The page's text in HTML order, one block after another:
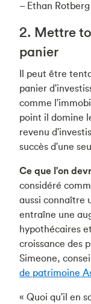
– Ethan Rotberg
2. Mettre
panier
Il peut être
panier
comme
point il domine
revenu
succès d'une
Ce que l'on
considéré
aussi connaître
entraîne une
hypothécaires
croissance des
Simeone,
de patrimoine
« Quoi qu'il en